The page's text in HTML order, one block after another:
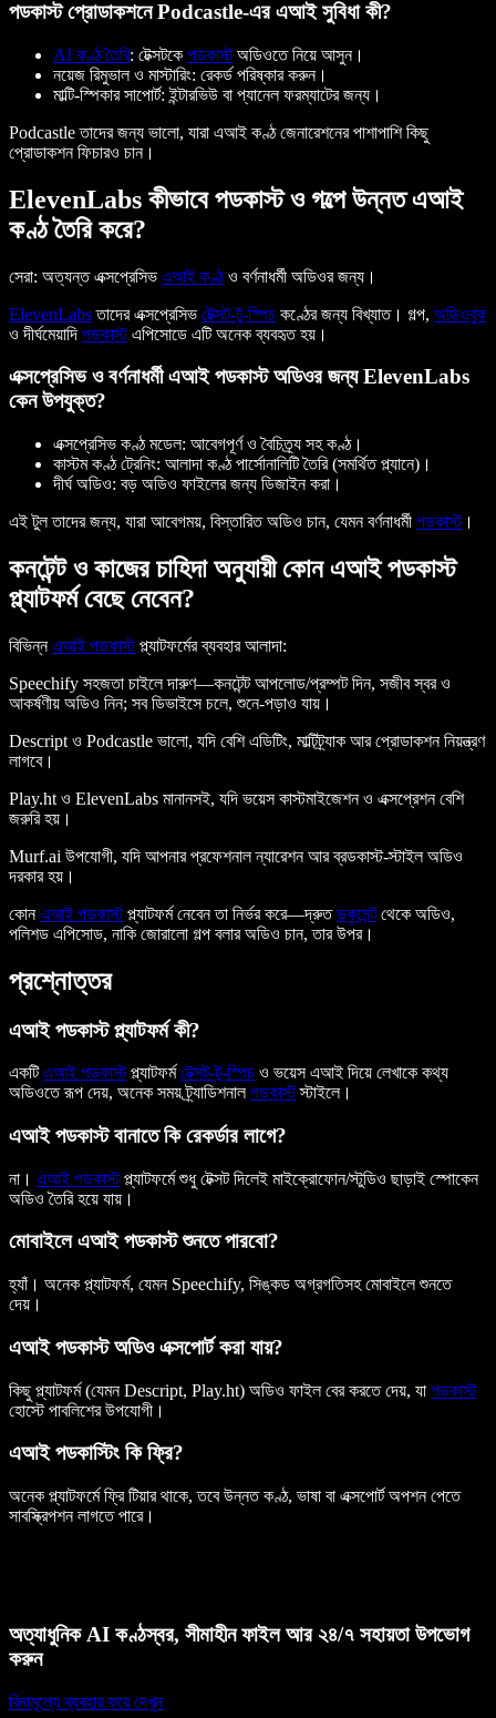
পডকাস্ট প্রোডাকশনে Podcastle-এর এআই সুবিধা কী?
AI কণ্ঠ তৈরি: টেক্সটকে পডকাস্টঅডিওতে নিয়ে আসুন।
নয়েজ রিমুভাল ও মাস্টারিং: রেকর্ড পরিষ্কার করুন।
মাল্টি-স্পিকার সাপোর্ট: ইন্টারভিউ বা প্যানেল ফরম্যাটের জন্য।
Podcastle তাদের জন্য ভালো, যারা এআই কণ্ঠ জেনারেশনের পাশাপাশি কিছু
প্রোডাকশন ফিচারও চান।
ElevenLabs কীভাবে পডকাস্ট ও গল্পে উন্নত এআই
কণ্ঠ তৈরি করে?
সেরা: অত্যন্ত এক্সপ্রেসিভ এআই কণ্ঠও বর্ণনাধর্মী অডিওর জন্য।
ElevenLabsতাদের এক্সপ্রেসিভ টেক্সট-টু-স্পিচ কণ্ঠের জন্য বিখ্যাত। গল্প, অডিওবুক
ও দীর্ঘমেয়াদি পডকাস্টএপিসোডে এটি অনেক ব্যবহৃত হয়।
এক্সপ্রেসিভ ও বর্ণনাধর্মী এআই পডকাস্ট অডিওর জন্য ElevenLabs
কেন উপযুক্ত?
এক্সপ্রেসিভ কণ্ঠ মডেল: আবেগপূর্ণ ও বৈচিত্র্য সহ কণ্ঠ।
কাস্টম কণ্ঠ ট্রেনিং: আলাদা কণ্ঠ পার্সোনালিটি তৈরি (সমর্থিত প্ল্যানে)।
দীর্ঘ অডিও: বড় অডিও ফাইলের জন্য ডিজাইন করা।
এই টুল তাদের জন্য, যারা আবেগময়, বিস্তারিত অডিও চান, যেমন বর্ণনাধর্মী পডকাস্ট।
কনটেন্ট ও কাজের চাহিদা অনুযায়ী কোন এআই পডকাস্ট
প্ল্যাটফর্ম বেছে নেবেন?
বিভিন্নএআই পডকাস্টপ্ল্যাটফর্মের ব্যবহার আলাদা:
Speechify সহজতা চাইলে দারুণ—কনটেন্ট আপলোড/প্রম্পট দিন, সজীব স্বর ও
আকর্ষণীয় অডিও নিন; সব ডিভাইসে চলে, শুনে-পড়াও যায়।
Descript ও Podcastle ভালো, যদি বেশি এডিটিং, মাল্টিট্র্যাক আর প্রোডাকশন নিয়ন্ত্রণ
লাগবে।
Play.ht ও ElevenLabs মানানসই, যদি ভয়েস কাস্টমাইজেশন ও এক্সপ্রেশন বেশি
জরুরি হয়।
Murf.ai উপযোগী, যদি আপনার প্রফেশনাল ন্যারেশন আর ব্রডকাস্ট-স্টাইল অডিও
দরকার হয়।
কোনএআই পডকাস্টপ্ল্যাটফর্ম নেবেন তা নির্ভর করে—দ্রুতডকুমেন্টথেকে অডিও,
পলিশড এপিসোড, নাকি জোরালো গল্প বলার অডিও চান, তার উপর।
প্রশ্নোত্তর
এআই পডকাস্ট প্ল্যাটফর্ম কী?
একটিএআই পডকাস্টপ্ল্যাটফর্মটেক্সট-টু-স্পিচ ও ভয়েস এআই দিয়ে লেখাকে কথ্য
অডিওতে রূপ দেয়, অনেক সময় ট্র্যাডিশনালপডকাস্টস্টাইলে।
এআই পডকাস্ট বানাতে কি রেকর্ডার লাগে?
না। এআই পডকাস্টপ্ল্যাটফর্মে শুধু টেক্সট দিলেই মাইক্রোফোন/স্টুডিও ছাড়াই স্পোকেন
অডিও তৈরি হয়ে যায়।
মোবাইলে এআই পডকাস্ট শুনতে পারবো?
হ্যাঁ। অনেক প্ল্যাটফর্ম, যেমন Speechify, সিঙ্কড অগ্রগতিসহ মোবাইলে শুনতে
দেয়।
এআই পডকাস্ট অডিও এক্সপোর্ট করা যায়?
কিছু প্ল্যাটফর্ম (যেমন Descript, Play.ht) অডিও ফাইল বের করতে দেয়, যা পডকাস্ট
হোস্টে পাবলিশের উপযোগী।
এআই পডকাস্টিং কি ফ্রি?
অনেক প্ল্যাটফর্মে ফ্রি টিয়ার থাকে, তবে উন্নত কণ্ঠ, ভাষা বা এক্সপোর্ট অপশন পেতে
সাবস্ক্রিপশন লাগতে পারে।
অত্যাধুনিক AI কণ্ঠস্বর, সীমাহীন ফাইল আর ২৪/৭ সহায়তা উপভোগ
করুন
বিনামূল্যে ব্যবহার করে দেখুন